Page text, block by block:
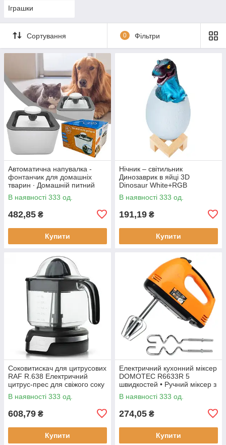
Іграшки
Сортування 0 Фільтри
Автоматична напувалка -
фонтанчик для домашніх
тварин ∙ Домашній питний
фонтан із чашею для котів та
собак Pet Water FOUNTAIN
В наявності 333 од.
482,85 ₴
Купити
Нічник – світильник
Динозаврик в яйці 3D
Dinosaur White+RGB
Настільна акумуляторна LED
лампа з пультом ДУ
В наявності 333 од.
191,19 ₴
Купити
Соковитискач для цитрусових
RAF R.638 Електричний
цитрус-прес для свіжого соку
В наявності 333 од.
608,79 ₴
Купити
Електричний кухонний міксер
DOMOTEC R6633R 5
швидкостей • Ручний міксер з
насадками для збивання та
замішування тіста
В наявності 333 од.
274,05 ₴
Купити